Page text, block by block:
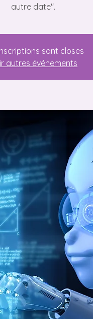
autre date".
sont closes
autres événements